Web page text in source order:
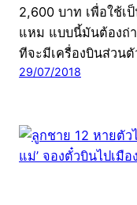
2,600 บาท เพื่อใช้เ
แหม แบบนี้มันต้องถ่
ทีจะมีเครื่องบินส่วน
29/07/2018